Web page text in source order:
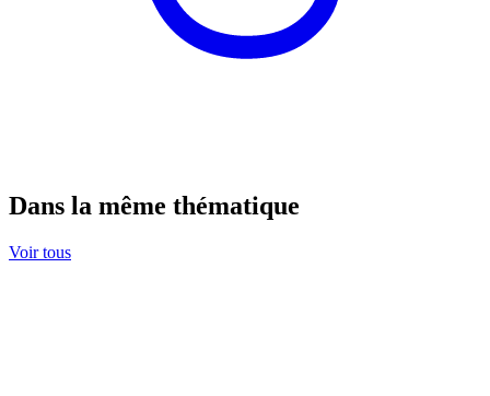
Dans la même thématique
Voir tous